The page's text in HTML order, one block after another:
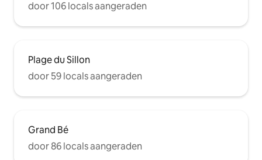
door 106 locals aangeraden
Plage du Sillon
door 59 locals aangeraden
Grand Bé
door 86 locals aangeraden